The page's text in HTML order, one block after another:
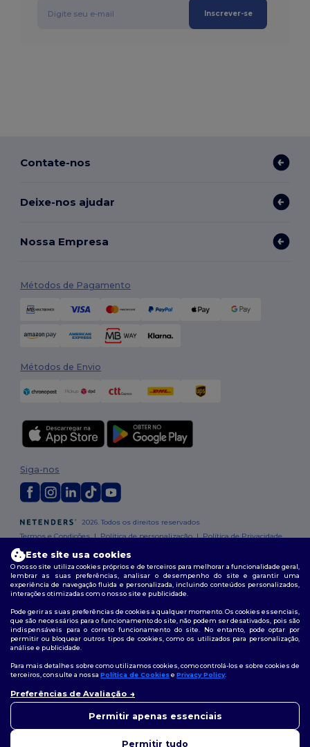
Inscrever-se
Contate-nos
Deixe-nos ajudar
Nossa Empresa
Métodos de Pagamento
Métodos de Envio
2026. Todos os direitos reservados
Termos e Condições|Política de personalização|Política de Privacidade
Siga-nos
Este site usa cookies
O nosso site utiliza cookies próprios e de terceiros para melhorar a funcionalidade geral,
lembrar as suas preferências, analisar o desempenho do site e garantir uma
experiência de navegação fluida e personalizada, incluindo conteúdos personalizados,
interações otimizadas com o nosso site e publicidade.
Pode gerir as suas preferências de cookies a qualquer momento. Os cookies essenciais,
que são necessários para o funcionamento do site, não podem ser desativados, pois são
indispensáveis para o correto funcionamento do site. No entanto, pode optar por
permitir ou bloquear outros tipos de cookies, como os utilizados para personalização,
análise e publicidade.
Para mais detalhes sobre como utilizamos cookies, como controlá-los e sobre cookies de
terceiros, consulte a nossa Política de Cookiese Privacy Policy.
Preferências de Avaliação
Permitir apenas essenciais
Permitir tudo
questão, pode contactar-nos a
chatbot está aqui para ajudar.